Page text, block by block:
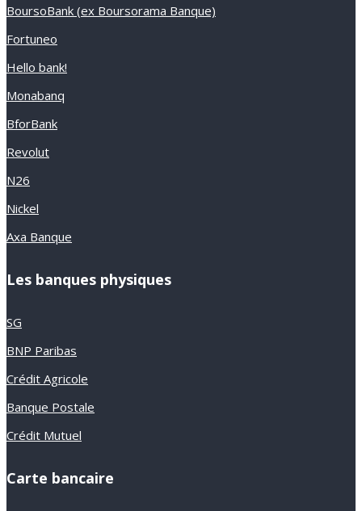
BoursoBank (ex Boursorama Banque)
Fortuneo
Hello bank!
Monabanq
BforBank
Revolut
N26
Nickel
Axa Banque
Les banques physiques
SG
BNP Paribas
Crédit Agricole
Banque Postale
Crédit Mutuel
Carte bancaire